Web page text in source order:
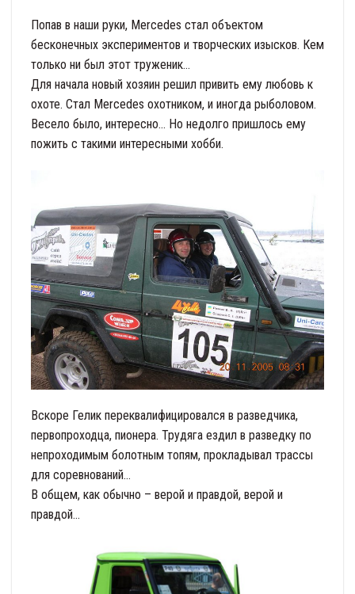
Попав в наши руки, Mercedes стал объектом
бесконечных экспериментов и творческих изысков. Кем
только ни был этот труженик…
Для начала новый хозяин решил привить ему любовь к
охоте. Стал Mercedes охотником, и иногда рыболовом.
Весело было, интересно… Но недолго пришлось ему
пожить с такими интересными хобби.
Вскоре Гелик переквалифицировался в разведчика,
первопроходца, пионера. Трудяга ездил в разведку по
непроходимым болотным топям, прокладывал трассы
для соревнований…
В общем, как обычно – верой и правдой, верой и
правдой…